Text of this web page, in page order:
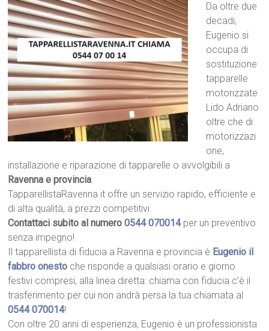
Da oltre due
decadi,
Eugenio si
occupa di
sostituzione
tapparelle
motorizzate
Lido Adriano
oltre che di
motorizzazi
one,
installazione e riparazione di tapparelle o avvolgibili a
Ravenna e provincia.
TapparellistaRavenna.it offre un servizio rapido, efficiente e
di alta qualità, a prezzi competitivi.
Contattaci subito al numero0544 070014per un preventivo
senza impegno!
Il tapparellista di fiducia a Ravenna e provincia è Eugenio il
fabbro onesto che risponde a qualsiasi orario e giorno
festivi compresi, alla linea diretta: chiama con fiducia c’è il
trasferimento per cui non andrà persa la tua chiamata al
0544 070014!
Con oltre 20 anni di esperienza, Eugenio è un professionista